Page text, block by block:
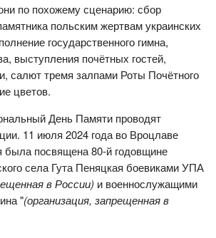
по похожему сценарию: сбор
польским жертвам украинских
государственного гимна,
выступления почётных гостей,
салют тремя залпами Роты Почётного
цветов.
День Памяти проводят
11 июля 2024 года во Вроцлаве
была посвящена 80-й годовщине
села Гута Пеняцкая боевиками УПА
в России) и военнослужащими
"(организация, запрещенная в